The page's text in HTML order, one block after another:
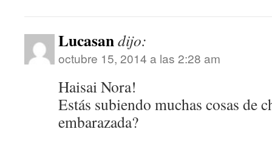
Lucasandijo:
octubre 15, 2014 a las 2:28 am
Haisai Nora!
Estás subiendo muchas cosas de
embarazada?